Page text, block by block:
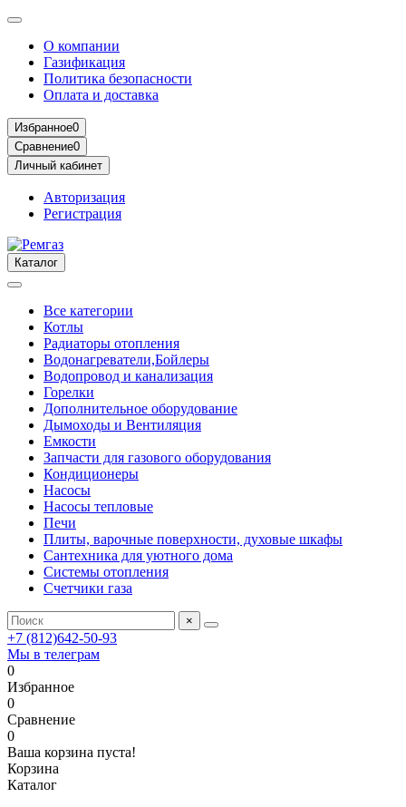
О компании
Газификация
Политика безопасности
Оплата и доставка
Избранное0
Сравнение0
Личный кабинет
Авторизация
Регистрация
Каталог
Все категории
Котлы
Радиаторы отопления
Водонагреватели,Бойлеры
Водопровод и канализация
Горелки
Дополнительное оборудование
Дымоходы и Вентиляция
Емкости
Запчасти для газового оборудования
Кондиционеры
Насосы
Насосы тепловые
Печи
Плиты, варочные поверхности, духовые шкафы
Сантехника для уютного дома
Системы отопления
Счетчики газа
×
+7 (812)642-50-93
Мы в телеграм
0
Избранное
0
Сравнение
0
Ваша корзина пуста!
Корзина
Каталог